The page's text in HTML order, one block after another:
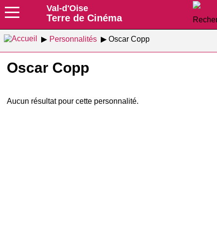
Val-d'Oise
Terre de Cinéma
Personnalités Oscar Copp
Oscar Copp
Aucun résultat pour cette personnalité.